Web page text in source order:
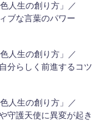
人生の創り方」／
ブな言葉のパワー
人生の創り方」／
分らしく前進するコツ
人生の創り方」／
守護天使に異変が起き